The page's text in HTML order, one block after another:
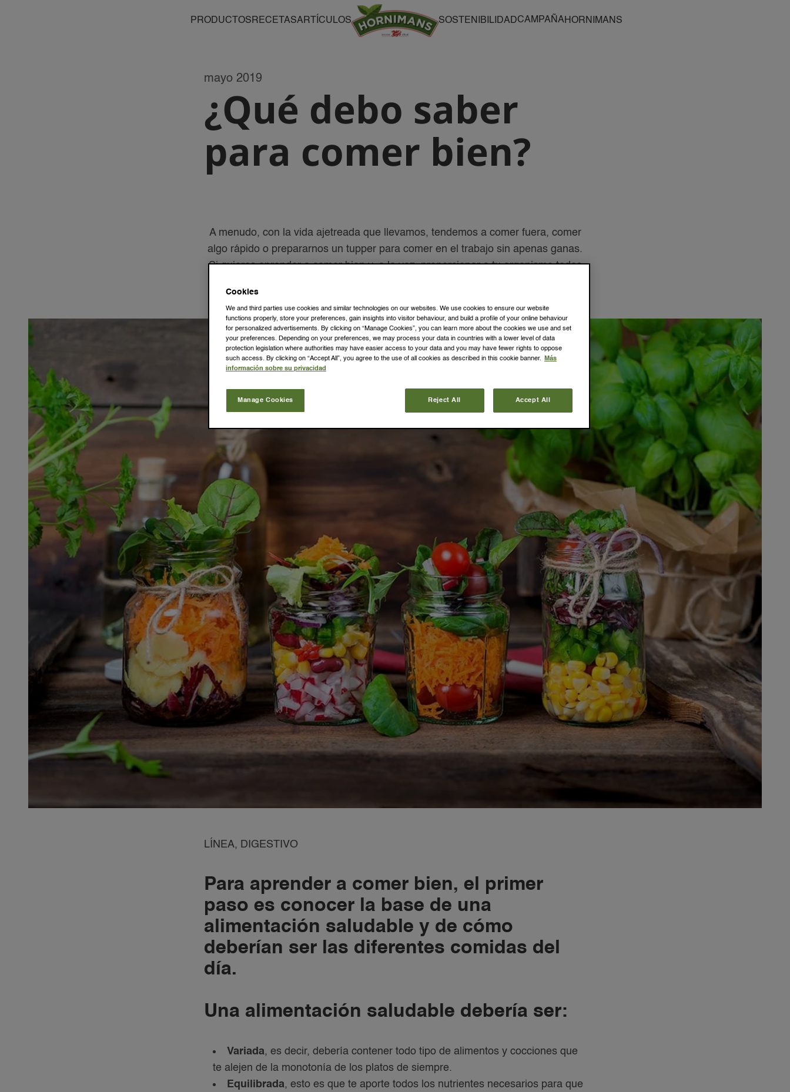
PRODUCTOS RECETASARTÍCULOS SOSTENIBILIDADCAMPAÑAHORNIMANS
mayo 2019
¿Qué debo saber
para comer bien?
A menudo, con la vida ajetreada que llevamos, tendemos a comer fuera, comer
algo rápido o prepararnos un tupper para comer en el trabajo sin apenas ganas.
Si quieres aprender a comer bien y, a la vez, proporcionar a tu organismo todos
LÍNEA, DIGESTIVO
Para aprender a comer bien, el primer
paso es conocer la base de una
alimentación saludable y de cómo
deberían ser las diferentes comidas del
día.
Una alimentación saludable debería ser:
Variada, es decir, debería contener todo tipo de alimentos y cocciones que
te alejen de la monotonía de los platos de siempre.
Equilibrada, esto es que te aporte todos los nutrientes necesarios para que
Cookies
We and third parties use cookies and similar technologies on our websites. We use cookies to ensure our website
functions properly, store your preferences, gain insights into visitor behaviour, and build a profile of your online behaviour
for personalized advertisements. By clicking on “Manage Cookies”, you can learn more about the cookies we use and set
your preferences. Depending on your preferences, we may process your data in countries with a lower level of data
protection legislation where authorities may have easier access to your data and you may have fewer rights to oppose
such access. By clicking on “Accept All”, you agree to the use of all cookies as described in this cookie banner.
Más
información sobre su privacidad
Manage Cookies Reject All Accept All